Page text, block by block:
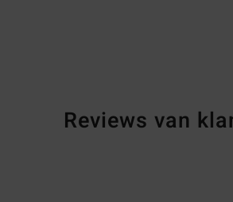
Reviews van